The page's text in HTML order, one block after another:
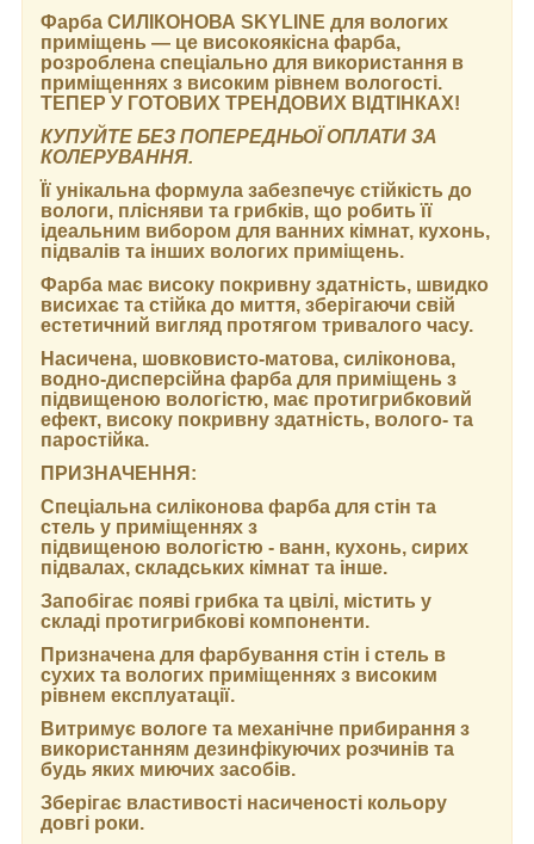
Фарба СИЛІКОНОВА SKYLINE для вологих
приміщень — це високоякісна фарба,
розроблена спеціально для використання в
приміщеннях з високим рівнем вологості.
ТЕПЕР У ГОТОВИХ ТРЕНДОВИХ ВІДТІНКАХ!
КУПУЙТЕ БЕЗ ПОПЕРЕДНЬОЇ ОПЛАТИ ЗА
КОЛЕРУВАННЯ.
Її унікальна формула забезпечує стійкість до
вологи, плісняви та грибків, що робить її
ідеальним вибором для ванних кімнат, кухонь,
підвалів та інших вологих приміщень.
Фарба має високу покривну здатність, швидко
висихає та стійка до миття, зберігаючи свій
естетичний вигляд протягом тривалого часу.
Насичена, шовковисто-матова, силіконова,
водно-дисперсійна фарба для приміщень з
підвищеною вологістю, має протигрибковий
ефект, високу покривну здатність, волого- та
паростійка.
ПРИЗНАЧЕННЯ:
Спеціальна силіконова фарба для стін та
стель у приміщеннях з
підвищеною вологістю - ванн, кухонь, сирих
підвалах, складських кімнат та інше.
Запобігає появі грибка та цвілі, містить у
складі протигрибкові компоненти.
Призначена для фарбування стін і стель в
сухих та вологих приміщеннях з високим
рівнем експлуатації.
Витримує вологе та механічне прибирання з
використанням дезинфікуючих розчинів та
будь яких миючих засобів.
Зберігає властивості насиченості кольору
довгі роки.